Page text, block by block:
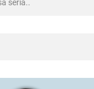
seria..
con Norma Abadie.